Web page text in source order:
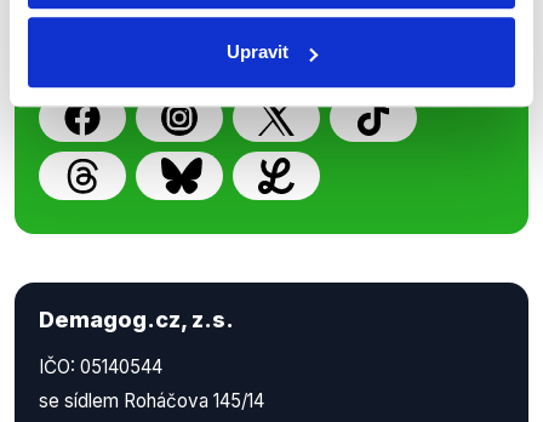
Upravit
příspěvků přátelům podpoříte naši
Demagog.cz, z.s.
IČO: 05140544
se sídlem Roháčova 145/14